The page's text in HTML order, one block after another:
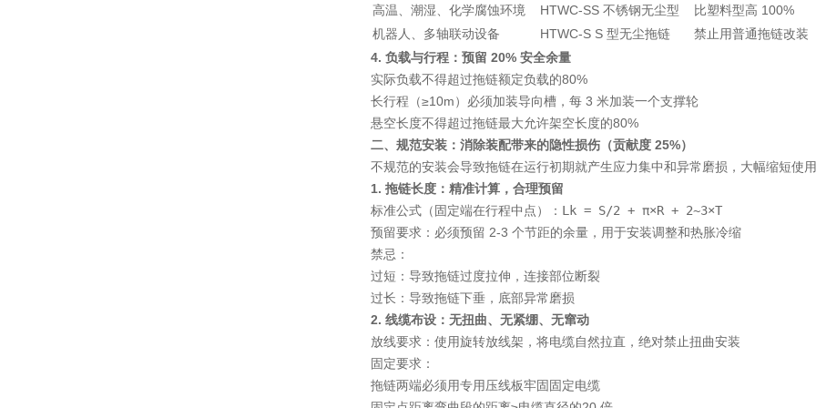
高温、潮湿、化学腐蚀环境 HTWC-SS 不锈钢无尘型
比塑料型高 100%
机器人、多轴联动设备
HTWC-S S 型无尘拖链
禁止用普通拖链改装
4. 负载与行程：预留 20% 安全余量
实际负载不得超过拖链额定负载的80%
长行程（≥10m）必须加装导向槽，每 3 米加装一个支撑轮
悬空长度不得超过拖链最大允许架空长度的80%
二、规范安装：消除装配带来的隐性损伤（贡献度 25%）
不规范的安装会导致拖链在运行初期就产生应力集中和异常磨损，大幅缩短使
1. 拖链长度：精准计算，合理预留
标准公式 （固定端在行程中点）： Lk = S/2 + π×R + 2~3×T
预留要求 ：必须预留 2-3 个节距的余量，用于安装调整和热胀冷缩
禁忌 ：
过短：导致拖链过度拉伸，连接部位断裂
过长：导致拖链下垂，底部异常磨损
2. 线缆布设：无扭曲、无紧绷、无窜动
放线要求 ：使用旋转放线架，将电缆自然拉直， 绝对禁止扭曲安装
固定要求 ：
拖链两端必须用专用压线板牢固固定电缆